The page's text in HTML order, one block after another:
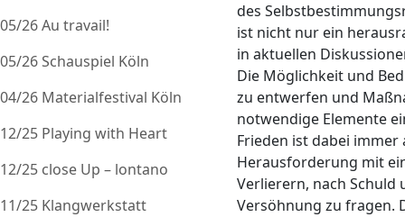
05/26 Au travail!
05/26 Schauspiel Köln
04/26 Materialfestival Köln
12/25 Playing with Heart
12/25 close Up – lontano
11/25 Klangwerkstatt
des
ist nicht nur ein
in aktuellen
Die Möglichkeit und
zu entwerfen und
notwendige Elemente
Frieden ist dabei immer
Herausforderung mit
Verlierern, nach
Versöhnung zu fragen.